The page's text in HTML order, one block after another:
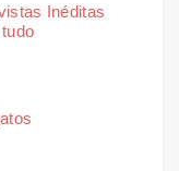
Inéditas